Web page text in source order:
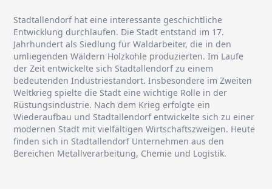
Stadtallendorf hat eine interessante geschichtliche
Entwicklung durchlaufen. Die Stadt entstand im 17.
Jahrhundert als Siedlung für Waldarbeiter, die in den
umliegenden Wäldern Holzkohle produzierten. Im Laufe
der Zeit entwickelte sich Stadtallendorf zu einem
bedeutenden Industriestandort. Insbesondere im Zweiten
Weltkrieg spielte die Stadt eine wichtige Rolle in der
Rüstungsindustrie. Nach dem Krieg erfolgte ein
Wiederaufbau und Stadtallendorf entwickelte sich zu einer
modernen Stadt mit vielfältigen Wirtschaftszweigen. Heute
finden sich in Stadtallendorf Unternehmen aus den
Bereichen Metallverarbeitung, Chemie und Logistik.